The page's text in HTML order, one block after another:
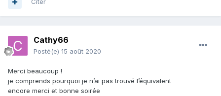
Citer
Cathy66
Posté(e) 15 août 2020
Merci beaucoup !
je comprends pourquoi je n’ai pas trouvé l’équivalent
encore merci et bonne soirée